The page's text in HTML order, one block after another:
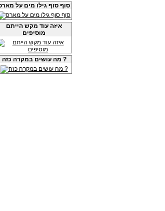
סוף סוף גילו מים על
איזה עוד מקש הייתם
מוסיפים
מה עושים במקרה כזה ?